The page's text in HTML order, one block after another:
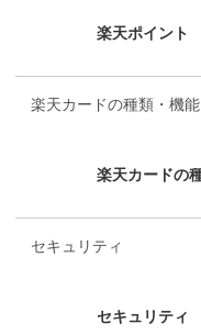
楽天カードの種類・機能
セキュリティ